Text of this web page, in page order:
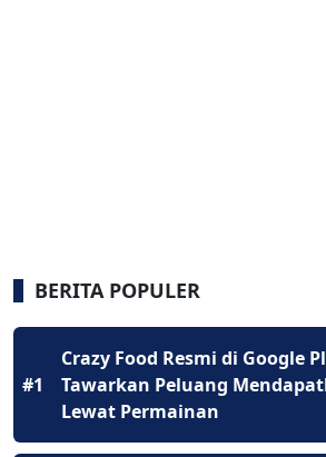
BERITA POPULER
#1
Crazy Food Resmi di Google
Tawarkan Peluang
Lewat Permainan